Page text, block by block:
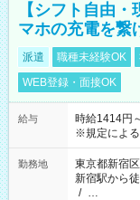
【シフト自由
マホの充電を繋
派遣 職種未経験OK
WEB登録・面接OK
給与
時給1414
※規定による
勤務地
東京都新宿区
新宿駅から
/ …